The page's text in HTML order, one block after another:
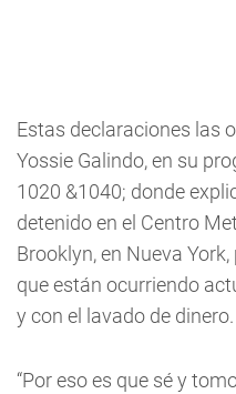
Estas declaraciones las
Yossie Galindo, en su
1020 &1040; donde
detenido en el Centro
Brooklyn, en Nueva
que están ocurriendo
y con el lavado de dinero.
“Por eso es que sé y